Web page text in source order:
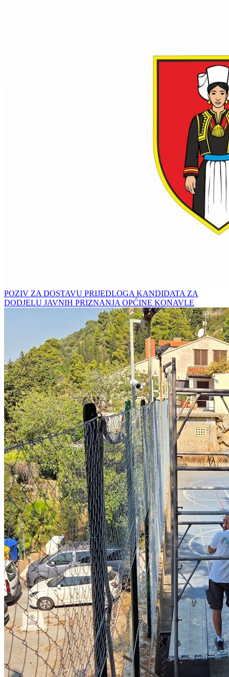
POZIV ZA DOSTAVU PRIJEDLOGA KANDIDATA ZA
DODJELU JAVNIH PRIZNANJA OPĆINE KONAVLE